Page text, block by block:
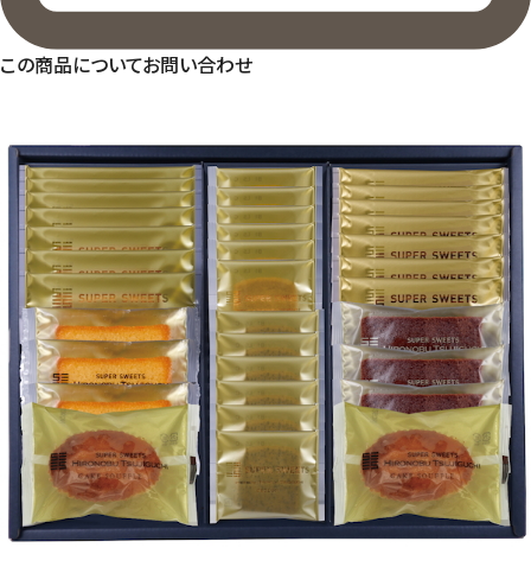
この商品についてお問い合わせ